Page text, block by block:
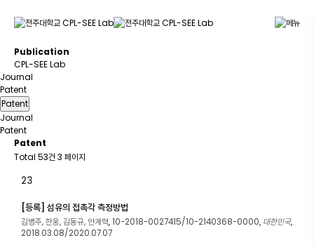
Publication
CPL-SEE Lab
Journal
Patent
Patent
Journal
Patent
Patent
Total 53건 3 페이지
23
[등록] 섬유의 접촉각 측정방법
김병주, 한웅, 김동규, 안계혁, 10-2018-0027415/10-2140368-0000, 대한민국,
2018.03.08/2020.07.07